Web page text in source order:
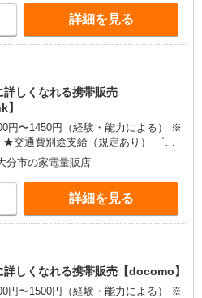
。○。・゜+゜詳細を見る
詳しくなれる携帯販売
】
円〜1450円（経験・能力による） ※
交通費別途支給（規定あり） ゜
゜+゜・。○。・゜+゜ 入社祝い金10
, インセンテ
払い可能（規程
○。・゜+゜・。○。・゜+゜
分市の家電量販店
詳細を見る
詳しくなれる携帯販売【docomo】
円〜1500円（経験・能力による） ※